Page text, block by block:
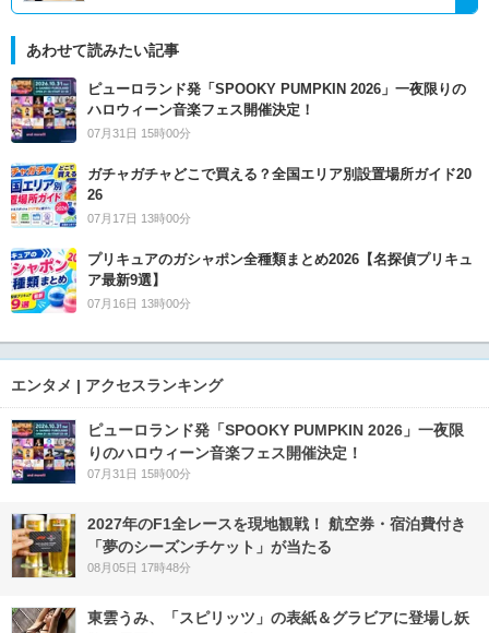
あわせて読みたい記事
ピューロランド発「SPOOKY PUMPKIN 2026」一夜限りの
ハロウィーン音楽フェス開催決定！
07月31日 15時00分
ガチャガチャどこで買える？全国エリア別設置場所ガイド20
26
07月17日 13時00分
プリキュアのガシャポン全種類まとめ2026【名探偵プリキュ
ア最新9選】
07月16日 13時00分
エンタメ | アクセスランキング
ピューロランド発「SPOOKY PUMPKIN 2026」一夜限
りのハロウィーン音楽フェス開催決定！
07月31日 15時00分
2027年のF1全レースを現地観戦！ 航空券・宿泊費付き
「夢のシーズンチケット」が当たる
08月05日 17時48分
東雲うみ、「スピリッツ」の表紙＆グラビアに登場し妖